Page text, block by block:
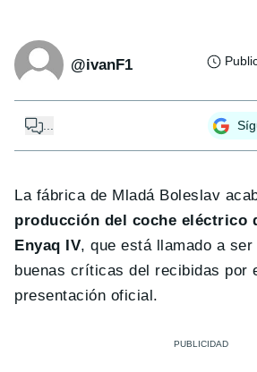
@ivanF1
...
La fábrica de Mladá Boleslav
producción del coche eléctrico
Enyaq IV, que está llamado a
buenas críticas del recibidas por
presentación oficial.